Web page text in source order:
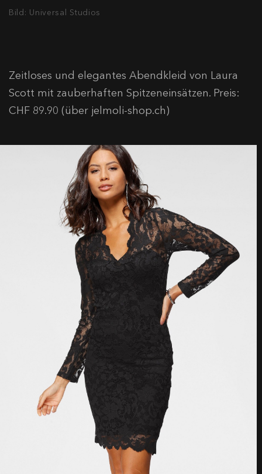
Bild: Universal Studios
Zeitloses und elegantes Abendkleid von Laura
Scott mit zauberhaften Spitzeneinsätzen. Preis:
CHF 89.90 (über jelmoli-shop.ch)